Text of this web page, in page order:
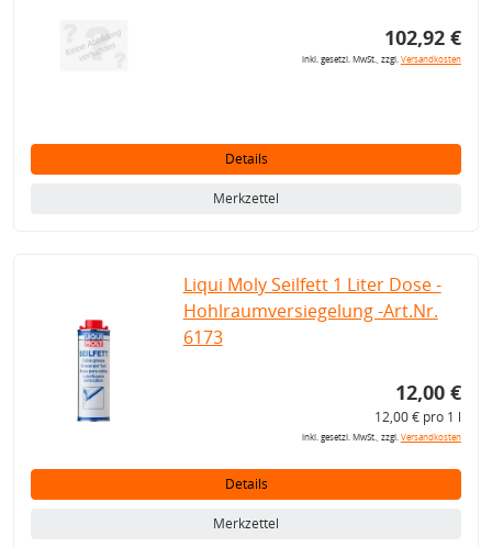
102,92 €
inkl. gesetzl. MwSt., zzgl.Versandkosten
Details
Merkzettel
Liqui Moly Seilfett 1 Liter Dose -
Hohlraumversiegelung -Art.Nr.
6173
12,00 €
12,00 € pro 1 l
inkl. gesetzl. MwSt., zzgl.Versandkosten
Details
Merkzettel